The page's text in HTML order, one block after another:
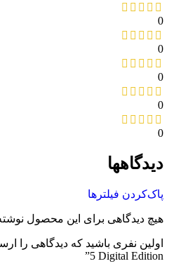
0
0
0
0
0
دیدگاهها
پاک‌کردن فیلترها
هیچ دیدگاهی برای این محصول
5 Digital Edition”